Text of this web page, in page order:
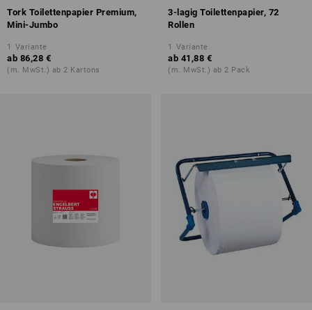
Tork Toilettenpapier Premium,
Mini-Jumbo
1 Variante
ab 86,28 €
(m. MwSt.) ab 2 Kartons
3-lagig Toilettenpapier, 72
Rollen
1 Variante
ab 41,88 €
(m. MwSt.) ab 2 Pack